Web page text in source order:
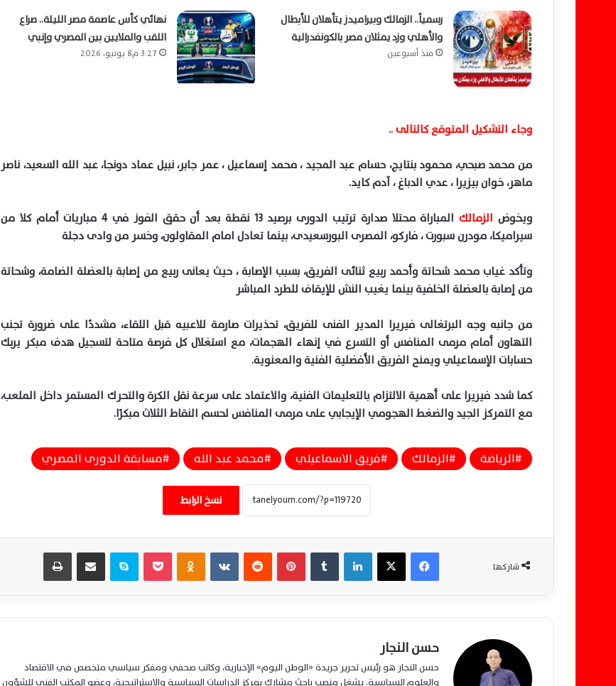
رسمياً.. الزمالك وبيراميدز يتأهلان للأبطال
والأهلي وزد يمثلان مصر بالكونفدرالية
منذ أسبوعين
نهائي كأس عاصمة مصر الليلة.. صراع
اللقب والملايين بين المصري وإنبي
3:27 م8 يونيو، 2026
وجاء التشكيل المتوقع كالتالى ..
من محمد صبحي، محمود بنتايج، حسام عبد المجيد ، محمد إسماعيل ، عمر جابر، نبيل عماد دونجا، عبد الله السعيد، ناصر
ماهر، خوان بيزيرا ، عدي الدباغ ، آدم كايد.
ويخوض الزمالك
المباراة محتلا صدارة ترتيب الدورى برصيد 13 نقطة بعد أن حقق الفوز في 4 مباريات أمام كلا من
سيراميكا، مودرن سبورت ، فاركو، المصرى البورسعيدى، بينما تعادل امام المقاولون، وخسر من وادى دجلة
وتأكد غياب محمد شحاتة وأحمد ربيع ثنائى الفريق، بسبب الإصابة ، حيث يعانى ربيع من إصابة بالعضلة الضامة، وشحاتة
من إصابة بالعضلة الخلفية بينما يغيب النش للإيقاف للطرد المباشر
من جانبه وجه البرتغالى فيريرا المدير الفنى للفريق، تحذيرات صارمة للاعبيه قبل اللقاء، مشددًا على ضرورة تجنب
التهاون أمام مرمى المنافس أو التسرع في إنهاء الهجمات، مع استغلال كل فرصة متاحة لتسجيل هدف مبكر يربك
حسابات الإسماعيلي ويمنح الفريق الأفضلية الفنية والمعنوية.
كما شدد فيريرا على أهمية الالتزام بالتعليمات الفنية، والاعتماد على سرعة نقل الكرة والتحرك المستمر داخل الملعب،
مع التمركز الجيد والضغط الهجومي الإيجابي على مرمى المنافس لحسم النقاط الثلاث مبكرًا.
الرياضة الزمالك فريق الاسماعيلي محمد عبد الله مسابقة الدورى المصري
نسخ الرابط
شاركها
فيسبوك ‫X لينكدإن بينتيريست ‏VKontakte سكايب مشاركة عبر البريد
حسن النجار
حسن النجار هو رئيس تحرير جريدة «الوطن اليوم» الإخبارية، وكاتب صحفي ومفكر سياسي متخصص في الاقتصاد
والعلوم السياسية. يشغل منصب باحث مشارك بمركز الدراسات السياسية والاستراتيجية، وعضو المكتب الفني للشؤون
الزمالك بطلاً للدوري المصري بعد فوز قاتل
على سيراميكا كليوباترا بهدف نظيف
قفزة تاريخية في أسعار نجوم الزمالك بعد
حصد لقب الدوري المصري
وسيراميكا كليوباترا اليوم لحسم لقب الدوري
عاجل – معتمد جمال يعلن تشكيل الزمالك ضد
سيراميكا بعودة محمد عواد أساسياً